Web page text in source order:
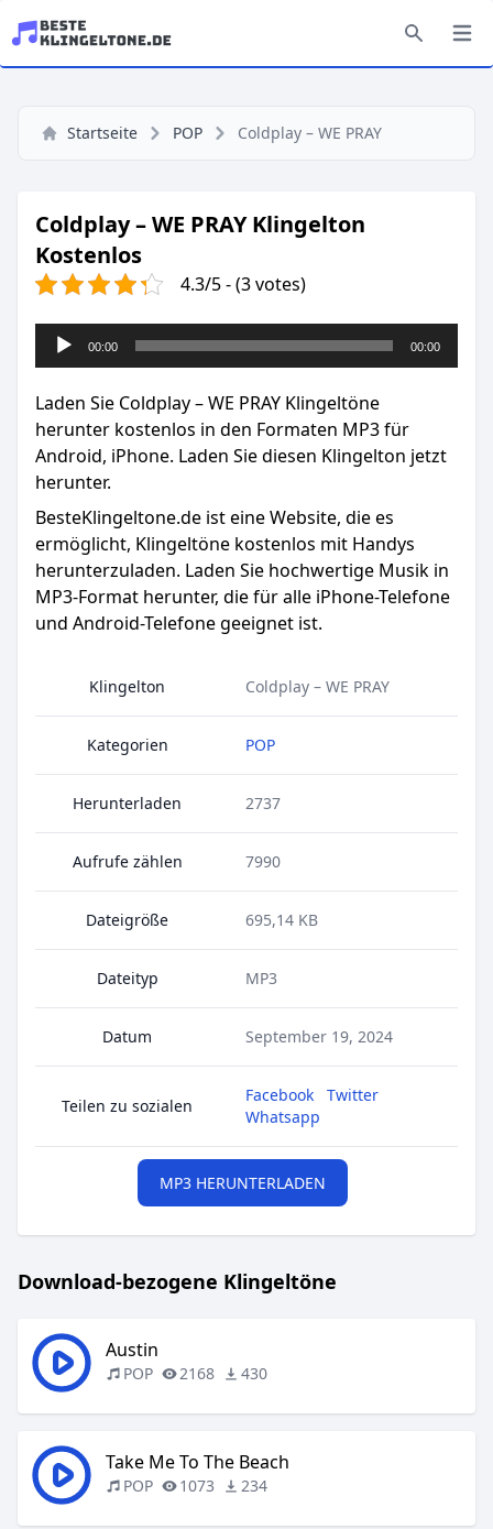
Startseite POP Coldplay – WE PRAY
Coldplay – WE PRAY Klingelton
Kostenlos
4.3/5 - (3 votes)
Audio-
Player
00:00 00:00
Laden Sie Coldplay – WE PRAY Klingeltöne
herunter kostenlos in den Formaten MP3 für
Android, iPhone. Laden Sie diesen Klingelton jetzt
herunter.
BesteKlingeltone.de ist eine Website, die es
ermöglicht, Klingeltöne kostenlos mit Handys
herunterzuladen. Laden Sie hochwertige Musik in
MP3-Format herunter, die für alle iPhone-Telefone
und Android-Telefone geeignet ist.
Klingelton Coldplay – WE PRAY
Kategorien POP
Herunterladen 2737
Aufrufe zählen 7990
Dateigröße 695,14 KB
Dateityp MP3
Datum September 19, 2024
Teilen zu sozialen
Facebook
Twitter
Whatsapp
MP3 HERUNTERLADEN
Download-bezogene Klingeltöne
Austin
POP 2168 430
Take Me To The Beach
POP 1073 234